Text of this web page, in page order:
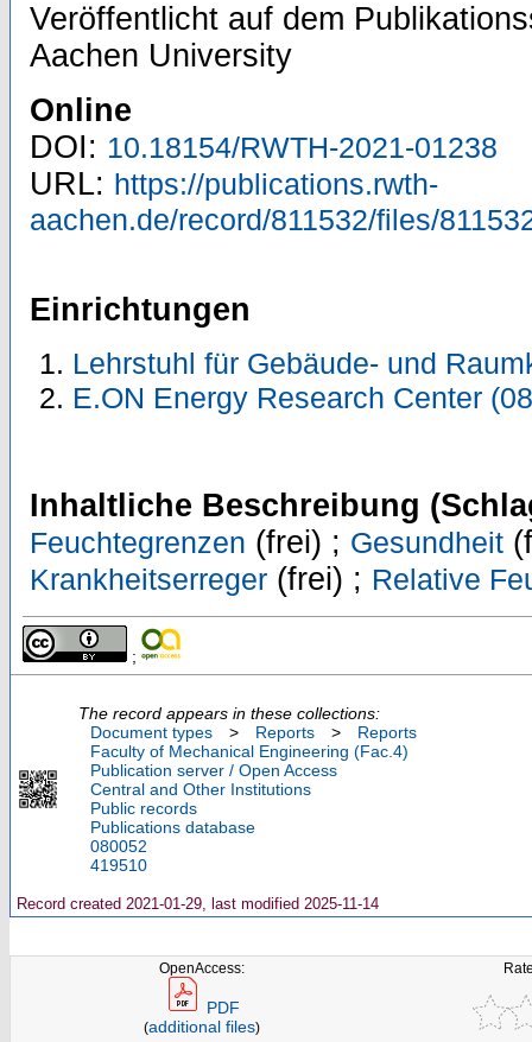
Veröffentlicht auf dem
Aachen University
Online
DOI: 10.18154/RWTH-2021-01238
URL: https://publications.rwth-
aachen.de/record/811532/files/
Einrichtungen
Lehrstuhl für Gebäude- und
E.ON Energy Research Center
Inhaltliche Beschreibung
Feuchtegrenzen (frei) ; Gesundheit
Krankheitserreger (frei) ; Relative
;
The record appears in these collections:
Document types
> Reports >
Reports
Faculty of Mechanical Engineering (Fac.4)
Publication server / Open Access
Central and Other Institutions
Public records
Publications database
080052
419510
Record created 2021-01-29, last modified 2025-11-14
OpenAccess:
PDF
(additional files)